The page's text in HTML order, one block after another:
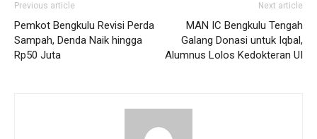
Previous article
Pemkot Bengkulu Revisi Perda
Sampah, Denda Naik hingga
Rp50 Juta
Next article
MAN IC Bengkulu Tengah
Galang Donasi untuk Iqbal,
Alumnus Lolos Kedokteran UI